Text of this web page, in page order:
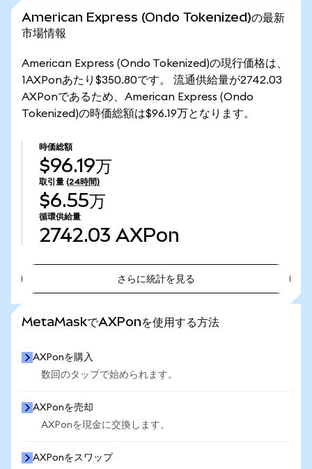
American Express (Ondo Tokenized)の最新
市場情報
American Express (Ondo Tokenized)の現行価格は、
1AXPonあたり$350.80です。 流通供給量が2742.03
AXPonであるため、American Express (Ondo
Tokenized)の時価総額は$96.19万となります。
時価総額
$96.19万
取引量 (24時間)
$6.55万
循環供給量
2742.03 AXPon
さらに統計を見る
MetaMaskでAXPonを使用する方法
AXPonを購入
数回のタップで始められます。
AXPonを売却
AXPonを現金に交換します。
AXPonをスワップ